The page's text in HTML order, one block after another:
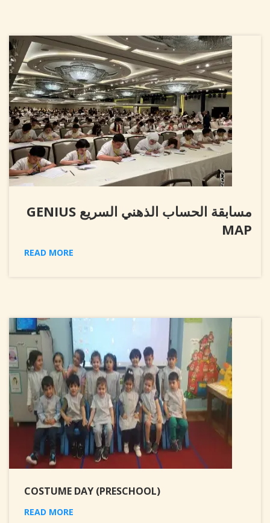
مسابقة الحساب الذهني السريع GENIUS
MAP
READ MORE
COSTUME DAY (PRESCHOOL)
READ MORE